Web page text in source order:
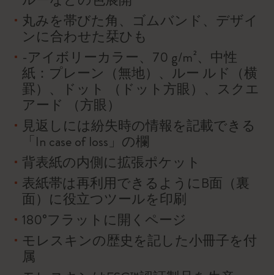
丸みを帯びた角、ゴムバンド、デザイ
ンに合わせた栞ひも
-アイボリーカラー、70 g/m²、中性
紙：プレーン（無地）、ルー ルド（横
罫）、ドット （ドット方眼）、スクエ
アード （方眼）
見返しには紛失時の情報を記載できる
「In case of loss」の欄
背表紙の内側に拡張ポケット
表紙帯は再利用できるようにB面（裏
面）に役立つツールを印刷
180°フラットに開くページ
モレスキンの歴史を記した小冊子を付
属